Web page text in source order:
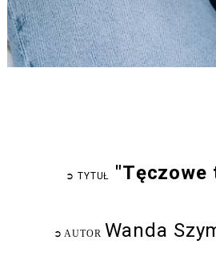
➲ TYTUŁ "Tęczowe
➲ AUTOR Wanda